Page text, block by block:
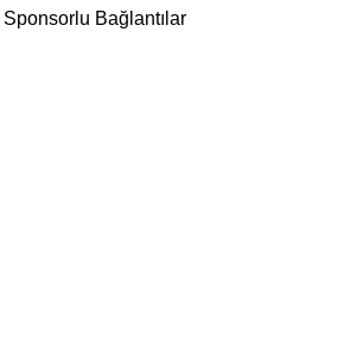
Sponsorlu Bağlantılar